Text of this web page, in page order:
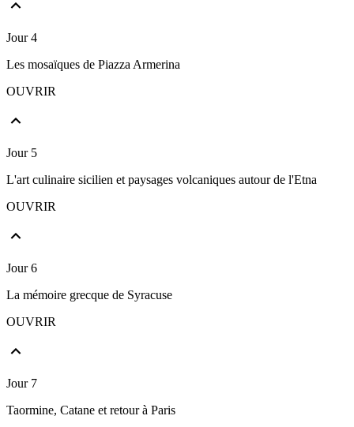
Jour 4
Les mosaïques de Piazza Armerina
OUVRIR
Jour 5
L'art culinaire sicilien et paysages volcaniques autour de l'Etna
OUVRIR
Jour 6
La mémoire grecque de Syracuse
OUVRIR
Jour 7
Taormine, Catane et retour à Paris